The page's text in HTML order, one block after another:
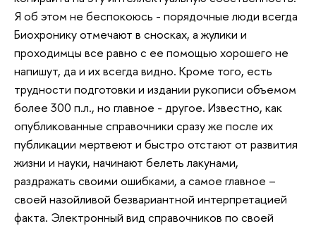
Я об этом не беспокоюсь - порядочные люди всегда
Биохронику отмечают в сносках, а жулики и
проходимцы все равно с ее помощью хорошего не
напишут, да и их всегда видно. Кроме того, есть
трудности подготовки и издании рукописи объемом
более 300 п.л., но главное - другое. Известно, как
опубликованные справочники сразу же после их
публикации мертвеют и быстро отстают от развития
жизни и науки, начинают белеть лакунами,
раздражать своими ошибками, а самое главное –
своей назойливой безвариантной интерпретацией
факта. Электронный вид справочников по своей